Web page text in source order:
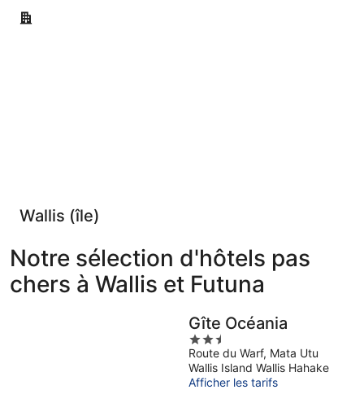
Wallis (île)
Wallis (île)
Notre sélection d'hôtels pas
chers à Wallis et Futuna
Gîte Océania
2.5
out
of
5
Route du Warf, Mata Utu
Wallis Island Wallis Hahake
Afficher les tarifs